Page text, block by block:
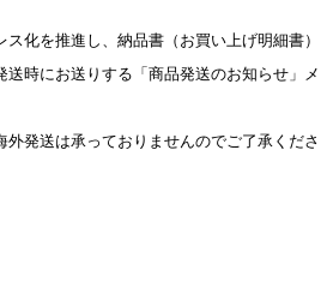
化を推進し、納品書（お買い上げ明細書）
時にお送りする「商品発送のお知らせ」メ
発送は承っておりませんのでご了承くださ